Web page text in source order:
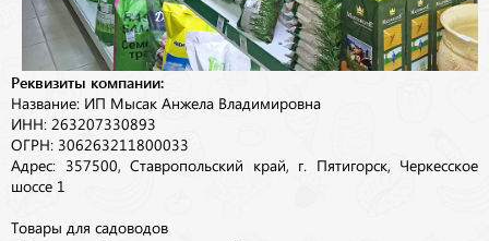
Реквизиты компании:
Название: ИП Мысак Анжела Владимировна
ИНН: 263207330893
ОГРН: 306263211800033
Адрес: 357500, Ставропольский край, г. Пятигорск, Черкесское
шоссе 1
Товары для садоводов